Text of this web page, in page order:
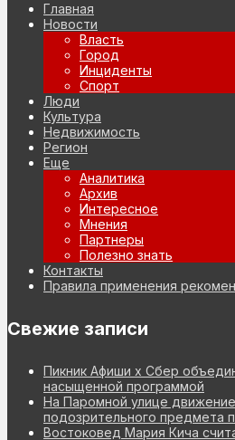
Главная
Новости
Власть
Город
Инциденты
Спорт
Люди
Культура
Недвижимость
Регион
Еще
Аналитика
Архив
Интересное
Мнения
Партнеры
Полезно знать
Контакты
Правила применения
Свежие записи
Пикник Афиши х Сбер
насыщенной программой
На Паромной улице
подозрительного предмета
Востоковед Мария Кича